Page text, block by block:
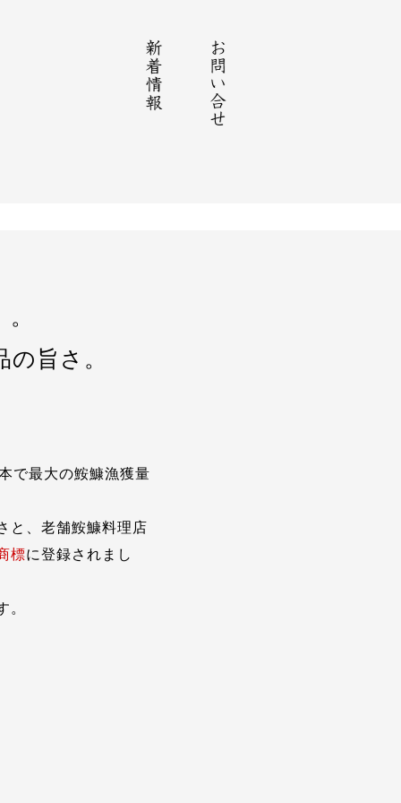
。
旨さ。
で最大の鮟鱇漁獲量
と、老舗鮟鱇料理店
標に登録されまし
。